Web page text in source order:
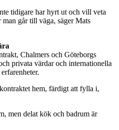
tidigare har hyrt ut och vill veta
går till väga, säger Mats
Chalmers och Göteborgs
privata värdar och internationella
hem, färdigt att fylla i,
men delat kök och badrum är